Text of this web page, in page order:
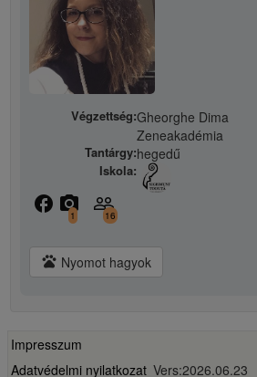
Végzettség:Gheorghe Dima
Zeneakadémia
Tantárgy:hegedű
Iskola:
facebook camera_alt
1
people_outline
16
pets Nyomot hagyok
Impresszum
Adatvédelmi nyilatkozat Vers:2026.06.23